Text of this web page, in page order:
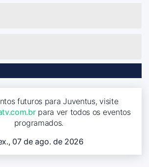
futuros para Juventus, visite
para ver todos os eventos
programados.
07 de ago. de 2026